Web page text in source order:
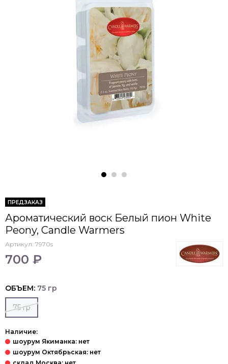
ПРЕДЗАКАЗ
Ароматический воск Белый пион White
Peony, Candle Warmers
Артикул: 7970s
700 ₽
ОБЪЕМ: 75 гр
75 гр
Наличие: